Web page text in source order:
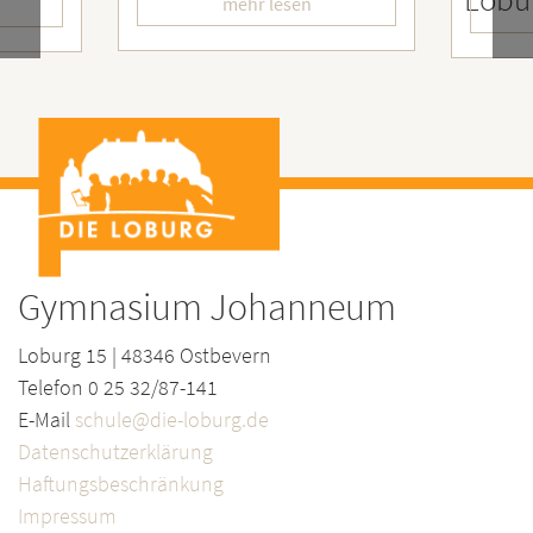
mehr lesen
Gymnasium Johanneum
Loburg 15 | 48346 Ostbevern
Telefon 0 25 32/87-141
E-Mail schule@die-loburg.de
Datenschutzerklärung
Haftungsbeschränkung
Impressum